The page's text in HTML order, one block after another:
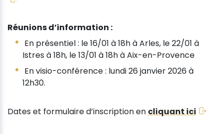
Réunions d’information :
En présentiel : le 16/01 à 18h à Arles, le 22/01 à
Istres à 18h, le 13/01 à 18h à Aix-en-Provence
En visio-conférence : lundi 26 janvier 2026 à
12h30.
Dates et formulaire d’inscription en cliquant ici